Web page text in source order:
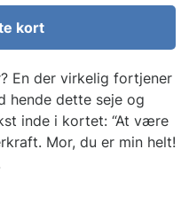
kort
En der virkelig fortjener
hende dette seje og
inde i kortet: “At være
Mor, du er min helt!